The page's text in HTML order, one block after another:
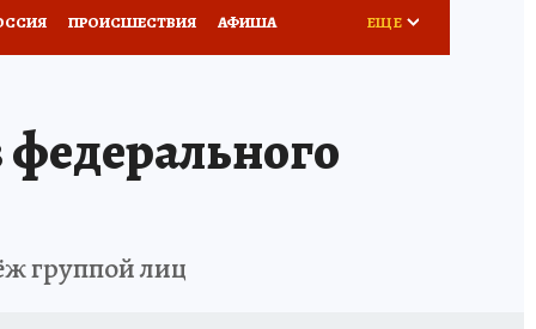
ПОТРЕБИТЕЛЯ
ПРОИСШЕСТВИЯ АФИША ЕЩЕ
группой лиц